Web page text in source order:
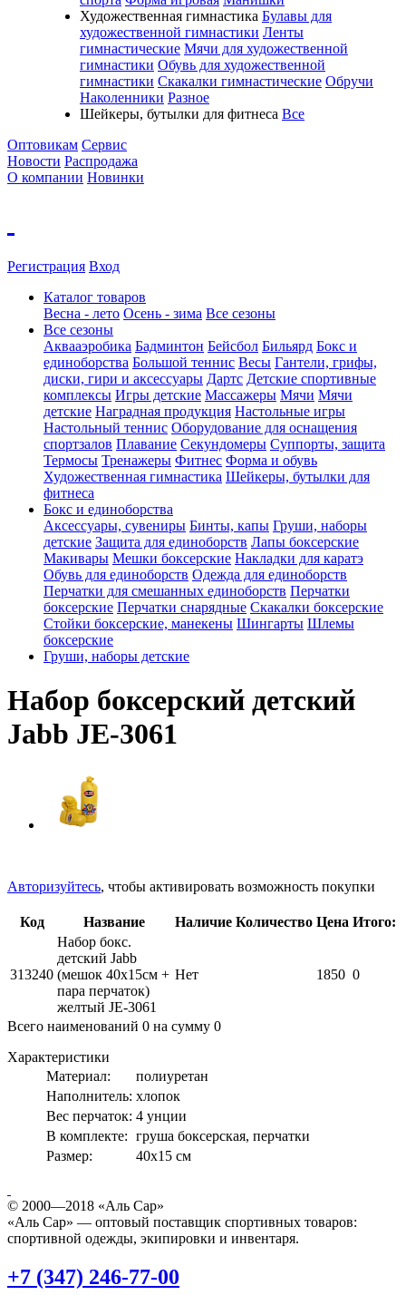
Художественная гимнастика Булавы для
художественной гимнастики Ленты
гимнастические Мячи для художественной
гимнастики Обувь для художественной
гимнастики Скакалки гимнастические Обручи
Наколенники Разное
Шейкеры, бутылки для фитнеса Все
Оптовикам Сервис
Новости Распродажа
О компании Новинки
Регистрация Вход
Каталог товаров
Весна - лето Осень - зима Все сезоны
Все сезоны
Аквааэробика Бадминтон Бейсбол Бильярд Бокс и
единоборства Большой теннис Весы Гантели, грифы,
диски, гири и аксессуары Дартс Детские спортивные
комплексы Игры детские Массажеры Мячи Мячи
детские Наградная продукция Настольные игры
Настольный теннис Оборудование для оснащения
спортзалов Плавание Секундомеры Суппорты, защита
Термосы Тренажеры Фитнес Форма и обувь
Художественная гимнастика Шейкеры, бутылки для
фитнеса
Бокс и единоборства
Аксессуары, сувениры Бинты, капы Груши, наборы
детские Защита для единоборств Лапы боксерские
Макивары Мешки боксерские Накладки для каратэ
Обувь для единоборств Одежда для единоборств
Перчатки для смешанных единоборств Перчатки
боксерские Перчатки снарядные Скакалки боксерские
Стойки боксерские, манекены Шингарты Шлемы
боксерские
Груши, наборы детские
Набор боксерский детский
Jabb JE-3061
Авторизуйтесь, чтобы активировать возможность покупки
Код Название Наличие Количество Цена Итого:
313240
Набор бокс.
детский Jabb
(мешок 40x15см +
пара перчаток)
желтый JE-3061
Нет 1850 0
Всего наименований 0 на сумму 0
Характеристики
Материал:
полиуретан
Наполнитель: хлопок
Вес перчаток: 4 унции
В комплекте: груша боксерская, перчатки
Размер:
40x15 см
© 2000—2018 «Аль Сар»
«Аль Сар» — оптовый поставщик спортивных товаров:
спортивной одежды, экипировки и инвентаря.
+7 (347) 246-77-00